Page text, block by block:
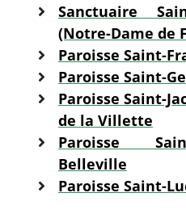
Sanctuaire
(Notre-Dame de
Paroisse Saint-
Paroisse Saint-
Paroisse Saint-
de la Villette
Paroisse
Belleville
Paroisse Saint-